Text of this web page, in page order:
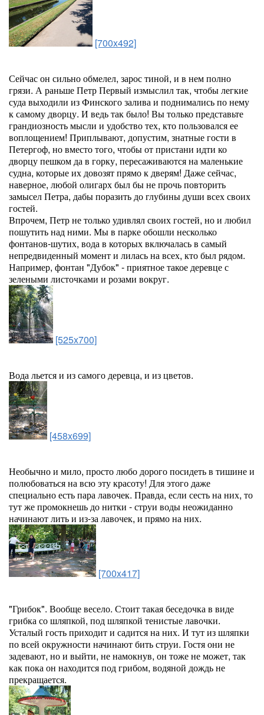
[700x492]
Сейчас он сильно обмелел, зарос тиной, и в нем полно
грязи. А раньше Петр Первый измыслил так, чтобы легкие
суда выходили из Финского залива и поднимались по нему
к самому дворцу. И ведь так было! Вы только представьте
грандиозность мысли и удобство тех, кто пользовался ее
воплощением! Приплывают, допустим, знатные гости в
Петергоф, но вместо того, чтобы от пристани идти ко
дворцу пешком да в горку, пересаживаются на маленькие
судна, которые их довозят прямо к дверям! Даже сейчас,
наверное, любой олигарх был бы не прочь повторить
замысел Петра, дабы поразить до глубины души всех своих
гостей.
Впрочем, Петр не только удивлял своих гостей, но и любил
пошутить над ними. Мы в парке обошли несколько
фонтанов-шутих, вода в которых включалась в самый
непредвиденный момент и лилась на всех, кто был рядом.
Например, фонтан "Дубок" - приятное такое деревце с
зелеными листочками и розами вокруг.
[525x700]
Вода льется и из самого деревца, и из цветов.
[458x699]
Необычно и мило, просто любо дорого посидеть в тишине и
полюбоваться на всю эту красоту! Для этого даже
специально есть пара лавочек. Правда, если сесть на них, то
тут же промокнешь до нитки - струи воды неожиданно
начинают лить и из-за лавочек, и прямо на них.
[700x417]
"Грибок". Вообще весело. Стоит такая беседочка в виде
грибка со шляпкой, под шляпкой тенистые лавочки.
Усталый гость приходит и садится на них. И тут из шляпки
по всей окружности начинают бить струи. Гостя они не
задевают, но и выйти, не намокнув, он тоже не может, так
как пока он находится под грибом, водяной дождь не
прекращается.